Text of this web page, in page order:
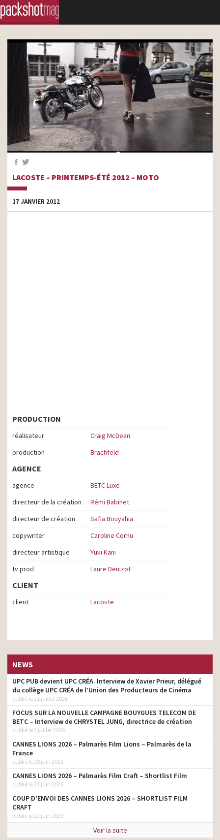
LACOSTE – PRINTEMPS-ÉTÉ 2012 – MOTO
17 JANVIER 2012
PRODUCTION
réalisateur
Craig McDean
production
Brachfeld
AGENCE
agence
BETC Luxe
directeur de la création
Rémi Babinet
directeur de création
Safia Bouyahia
copywriter
Caroline Cornu
directeur artistique
Yuki Kani
tv prod
Laure Denizot
CLIENT
client Lacoste
NEWS
UPC PUB devient UPC CRÉA. Interview de Xavier Prieur, délégué
du collège UPC CRÉA de l’Union des Producteurs de Cinéma
publié le 21 juillet 2026
FOCUS SUR LA NOUVELLE CAMPAGNE BOUYGUES TELECOM DE
BETC – Interview de CHRYSTEL JUNG, directrice de création
publié le 2 juillet 2026
CANNES LIONS 2026 – Palmarès Film Lions – Palmarès de la
France
publié le 29 juin 2026
CANNES LIONS 2026 – Palmarès Film Craft – Shortlist Film
publié le 23 juin 2026
COUP D’ENVOI DES CANNES LIONS 2026 – SHORTLIST FILM
CRAFT
publié le 22 juin 2026
Voir la suite